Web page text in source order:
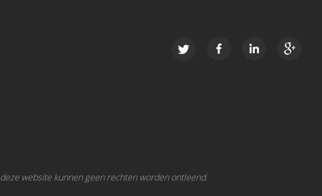
website kunnen geen rechten worden ontleend.